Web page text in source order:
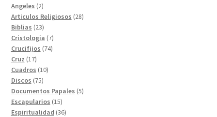
Angeles 22
productos
Articulos Religiosos 2828
Biblias 2323
productos
Cristologia 77
productos
Crucifijos 7474
Cruz 1717
productos
Cuadros 1010
Discos 7575
productos
Documentos Papales 55
Escapularios 1515
productos
Espiritualidad 3636